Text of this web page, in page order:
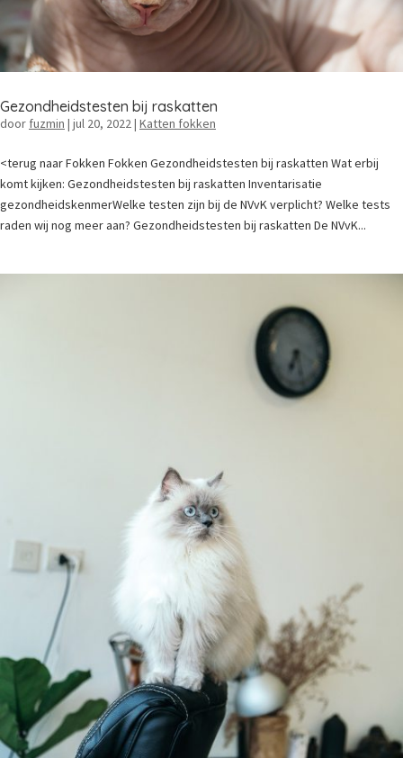
Gezondheidstesten bij raskatten
door fuzmin | jul 20, 2022| Katten fokken
<terug naar Fokken Fokken Gezondheidstesten bij raskatten Wat erbij
komt kijken: Gezondheidstesten bij raskatten Inventarisatie
gezondheidskenmerWelke testen zijn bij de NVvK verplicht? Welke tests
raden wij nog meer aan? Gezondheidstesten bij raskatten De NVvK...